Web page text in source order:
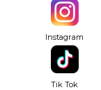
Instagram
Tik Tok